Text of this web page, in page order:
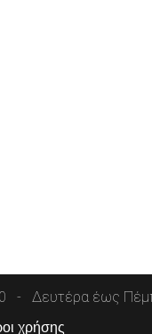
Δευτέρα έως
χρήσης